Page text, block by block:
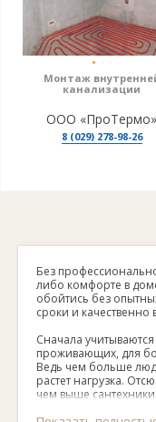
Монтаж
канализации
ООО «ПроТермо»
8 (029) 278-98-26
Без
либо комфорте в
обойтись без
сроки и качественно
Сначала
проживающих, для
Ведь чем больше
растет нагрузка.
чем выше